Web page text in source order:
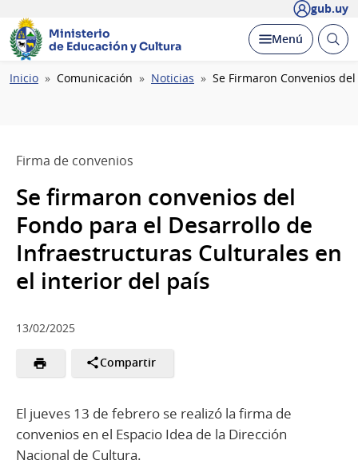
gub.uy
Ministerio
de Educación y Cultura
Desplegar
Menú Abrir
Ruta
Inicio Comunicación Noticias Se Firmaron Convenios
Firma de convenios
Se firmaron convenios del
Fondo para el Desarrollo de
Infraestructuras Culturales en
el interior del país
13/02/2025
Compartir
El jueves 13 de febrero se realizó la firma de
convenios en el Espacio Idea de la Dirección
Nacional de Cultura.